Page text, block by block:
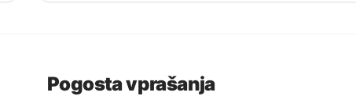
Pogosta vprašanja